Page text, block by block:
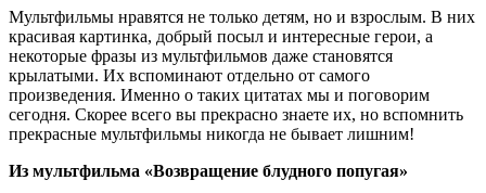
Мультфильмы нравятся не только детям, но и взрослым. В них
красивая картинка, добрый посыл и интересные герои, а
некоторые фразы из мультфильмов даже становятся
крылатыми. Их вспоминают отдельно от самого
произведения. Именно о таких цитатах мы и поговорим
сегодня. Скорее всего вы прекрасно знаете их, но вспомнить
прекрасные мультфильмы никогда не бывает лишним!
Из мультфильма «Возвращение блудного попугая»